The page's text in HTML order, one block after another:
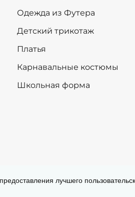
128
-
Одежда из Футера
Детский трикотаж
Платья
Карнавальные костюмы
Школьная форма
лучшего